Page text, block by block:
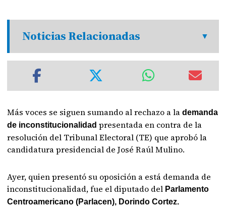
Noticias Relacionadas
Más voces se siguen sumando al rechazo a lademanda
de inconstitucionalidad presentada en contra de la
resolución del Tribunal Electoral (TE) que aprobó la
candidatura presidencial de José Raúl Mulino.
Ayer, quien presentó su oposición a está demanda de
inconstitucionalidad, fue el diputado del Parlamento
Centroamericano (Parlacen), Dorindo Cortez.